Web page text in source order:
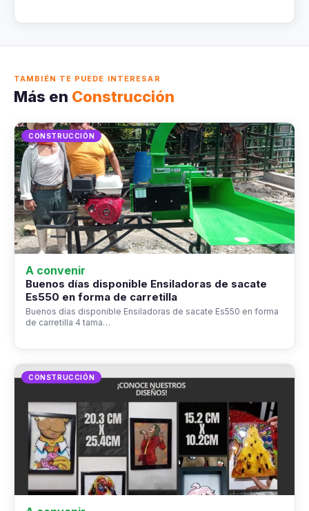
TAMBIÉN TE PUEDE INTERESAR
Más en Construcción
CONSTRUCCIÓN
A convenir
Buenos días disponible Ensiladoras de sacate
Es550 en forma de carretilla
Buenos días disponible Ensiladoras de sacate Es550 en forma
de carretilla 4 tama…
CONSTRUCCIÓN